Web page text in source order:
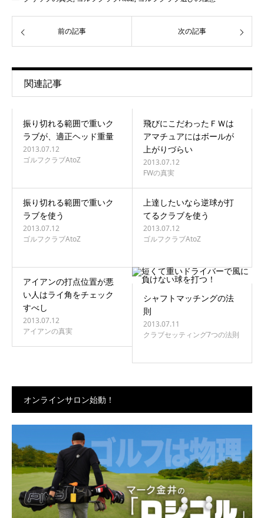
前の記事 次の記事
関連記事
振り切れる範囲で重いク
ラブが、適正ヘッド重量
2013.07.12
ゴルフクラブAtoZ
飛びにこだわったＦＷは
アマチュアにはボールが
上がりづらい
2013.07.12
FWの真実
振り切れる範囲で重いク
ラブを使う
2013.07.12
ゴルフクラブAtoZ
上達したいなら逆球が打
てるクラブを使う
2013.07.12
ゴルフクラブAtoZ
アイアンの打点位置が悪
い人はライ角をチェック
すべし
2013.07.12
アイアンの真実
シャフトマッチングの法
則
2013.07.11
クラブセッティング7つの法則
オンラインサロン始動！